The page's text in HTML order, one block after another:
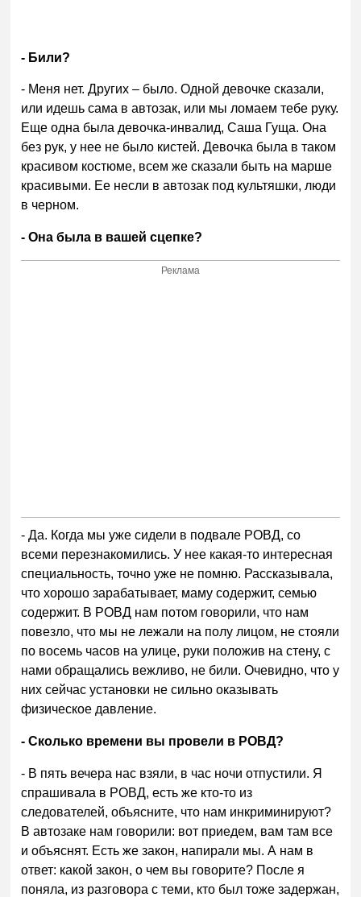
- Били?
- Меня нет. Других – было. Одной девочке сказали,
или идешь сама в автозак, или мы ломаем тебе руку.
Еще одна была девочка-инвалид, Саша Гуща. Она
без рук, у нее не было кистей. Девочка была в таком
красивом костюме, всем же сказали быть на марше
красивыми. Ее несли в автозак под культяшки, люди
в черном.
- Она была в вашей сцепке?
Реклама
- Да. Когда мы уже сидели в подвале РОВД, со
всеми перезнакомились. У нее какая-то интересная
специальность, точно уже не помню. Рассказывала,
что хорошо зарабатывает, маму содержит, семью
содержит. В РОВД нам потом говорили, что нам
повезло, что мы не лежали на полу лицом, не стояли
по восемь часов на улице, руки положив на стену, с
нами обращались вежливо, не били. Очевидно, что у
них сейчас установки не сильно оказывать
физическое давление.
- Сколько времени вы провели в РОВД?
- В пять вечера нас взяли, в час ночи отпустили. Я
спрашивала в РОВД, есть же кто-то из
следователей, объясните, что нам инкриминируют?
В автозаке нам говорили: вот приедем, вам там все
и объяснят. Есть же закон, напирали мы. А нам в
ответ: какой закон, о чем вы говорите? После я
поняла, из разговора с теми, кто был тоже задержан,